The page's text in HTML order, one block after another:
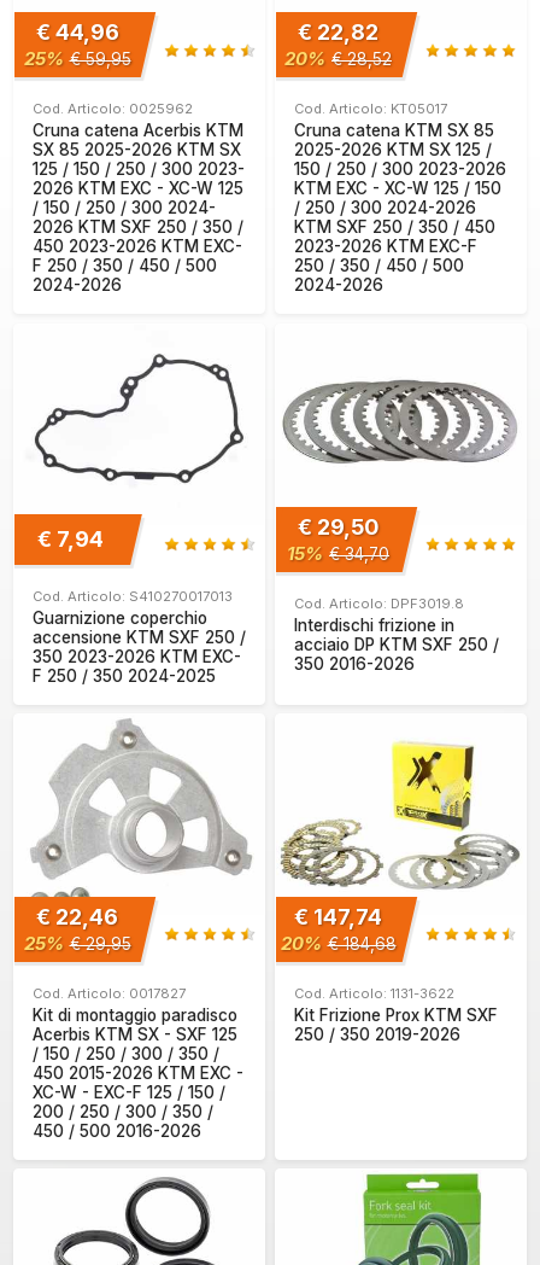
€ 44,96
25% € 59,95
Cod. Articolo: 0025962
Cruna catena Acerbis KTM
SX 85 2025-2026 KTM SX
125 / 150 / 250 / 300 2023-
2026 KTM EXC - XC-W 125
/ 150 / 250 / 300 2024-
2026 KTM SXF 250 / 350 /
450 2023-2026 KTM EXC-
F 250 / 350 / 450 / 500
2024-2026
€ 22,82
20% € 28,52
Cod. Articolo: KT05017
Cruna catena KTM SX 85
2025-2026 KTM SX 125 /
150 / 250 / 300 2023-2026
KTM EXC - XC-W 125 / 150
/ 250 / 300 2024-2026
KTM SXF 250 / 350 / 450
2023-2026 KTM EXC-F
250 / 350 / 450 / 500
2024-2026
€ 7,94
Cod. Articolo: S410270017013
Guarnizione coperchio
accensione KTM SXF 250 /
350 2023-2026 KTM EXC-
F 250 / 350 2024-2025
€ 29,50
15% € 34,70
Cod. Articolo: DPF3019.8
Interdischi frizione in
acciaio DP KTM SXF 250 /
350 2016-2026
€ 22,46
25% € 29,95
Cod. Articolo: 0017827
Kit di montaggio paradisco
Acerbis KTM SX - SXF 125
/ 150 / 250 / 300 / 350 /
450 2015-2026 KTM EXC -
XC-W - EXC-F 125 / 150 /
200 / 250 / 300 / 350 /
450 / 500 2016-2026
€ 147,74
20% € 184,68
Cod. Articolo: 1131-3622
Kit Frizione Prox KTM SXF
250 / 350 2019-2026